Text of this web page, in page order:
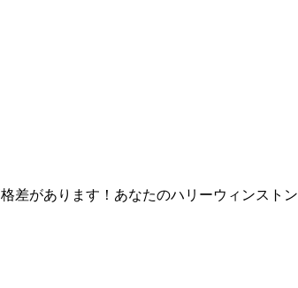
差があります！あなたのハリーウィンスト